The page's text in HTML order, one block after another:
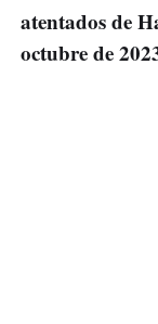
atentados de
octubre de